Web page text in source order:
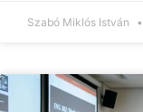
Szabó Miklós István